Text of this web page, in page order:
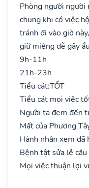
Phòng người người
chung khi có việc
tránh đi vào giờ
giữ miệng dễ gây
9h-11h
21h-23h
Tiểu cát:TỐT
Tiểu cát mọi việc
Người ta đem đến
Mất của Phương
Hành nhân xem
Bệnh tật sửa lễ
Mọi việc thuận lợi